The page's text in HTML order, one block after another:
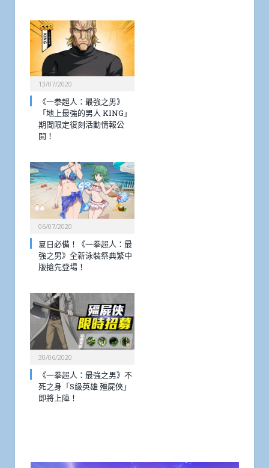
13/07/2020
《一拳超人：最強之男》
「地上最強的男人 KING」
期間限定復刻活動情報公
開！
06/07/2020
夏日必備！《一拳超人：最
強之男》全新泳裝祭典繁中
版搶先登場！
30/06/2020
《一拳超人：最強之男》不
死之身「S級英雄 殭屍俠」
即將上陣！